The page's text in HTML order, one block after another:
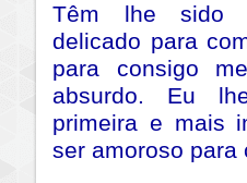
Têm lhe sido
delicado para
para consigo
absurdo. Eu
primeira e mais
ser amoroso para